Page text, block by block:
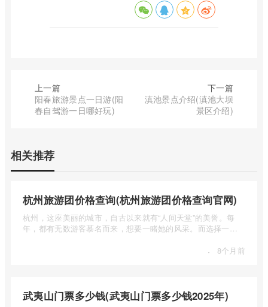
上一篇
阳春旅游景点一日游(阳
春自驾游一日哪好玩)
下一篇
滇池景点介绍(滇池大坝
景区介绍)
相关推荐
杭州旅游团价格查询(杭州旅游团价格查询官网)
杭州，这座美丽的城市，自古以来就有“人间天堂”的美誉。每
年，都有无数游客慕名而来，想要一睹她的风采。而选择一个
· 8个月前
武夷山门票多少钱(武夷山门票多少钱2025年)